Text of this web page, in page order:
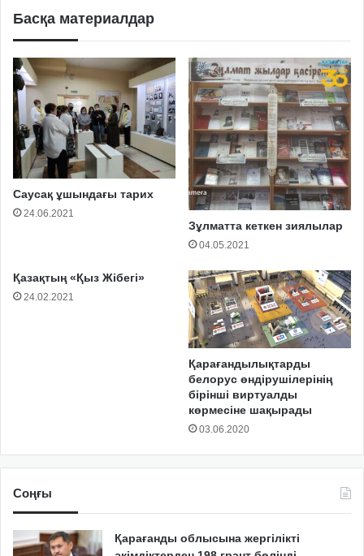
Басқа материалдар
Саусақ ұшындағы тарих
24.06.2021
Зұлматта кеткен зиялылар
04.05.2021
Қазақтың «Қыз Жібегі»
24.02.2021
Қарағандылықтарды
белорус өндірушілерінің
бірінші виртуалды
көрмесіне шақырады
03.06.2020
Соңғы
Қарағанды облысына жергілікті